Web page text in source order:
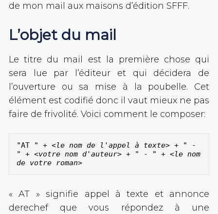
de mon mail aux maisons d’édition SFFF.
L’objet du mail
Le titre du mail est la première chose qui
sera lue par l’éditeur et qui décidera de
l’ouverture ou sa mise à la poubelle. Cet
élément est codifié donc il vaut mieux ne pas
faire de frivolité. Voici comment le composer:
"AT " + <le nom de l'appel à texte> + " -
" + <votre nom d'auteur> + " - " + <le nom
de votre roman>
« AT » signifie appel à texte et annonce
derechef que vous répondez à une